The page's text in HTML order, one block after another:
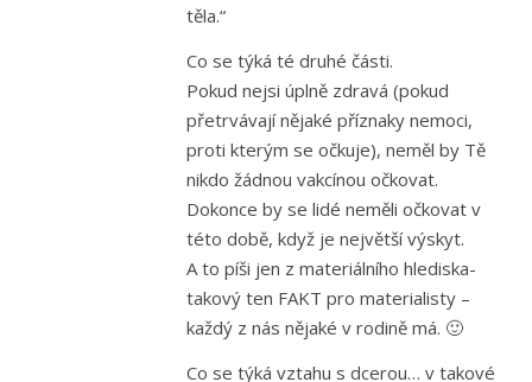
těla.“
Co se týká té druhé části.
Pokud nejsi úplně zdravá (pokud
přetrvávají nějaké příznaky nemoci,
proti kterým se očkuje), neměl by Tě
nikdo žádnou vakcínou očkovat.
Dokonce by se lidé neměli očkovat v
této době, když je největší výskyt.
A to píši jen z materiálního hlediska-
takový ten FAKT pro materialisty –
každý z nás nějaké v rodině má. 🙂
Co se týká vztahu s dcerou… v takové